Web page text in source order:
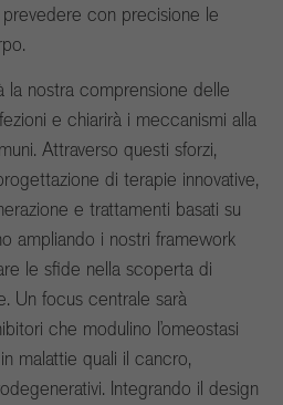
con precisione le
la nostra comprensione delle
e chiarirà i meccanismi alla
Attraverso questi sforzi,
di terapie innovative,
e trattamenti basati su
ampliando i nostri framework
le sfide nella scoperta di
Un focus centrale sarà
che modulino l’omeostasi
malattie quali il cancro,
Integrando il design